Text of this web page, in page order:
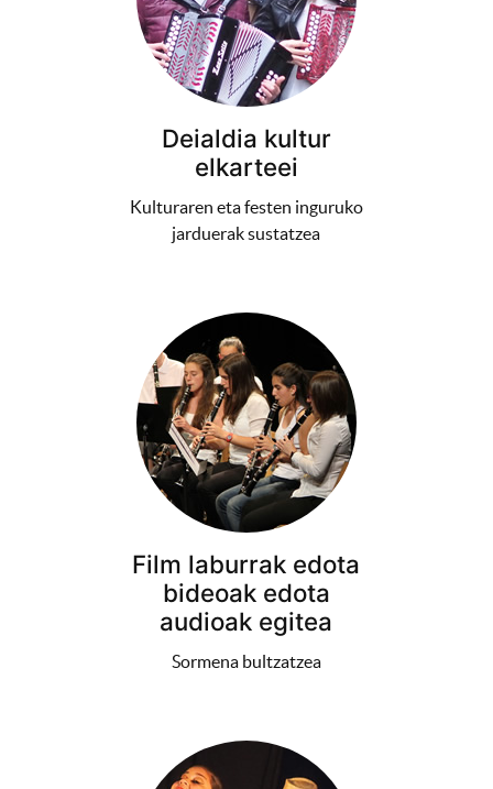
Deialdia kultur
elkarteei
Kulturaren eta festen inguruko
jarduerak sustatzea
Film laburrak edota
bideoak edota
audioak egitea
Sormena bultzatzea